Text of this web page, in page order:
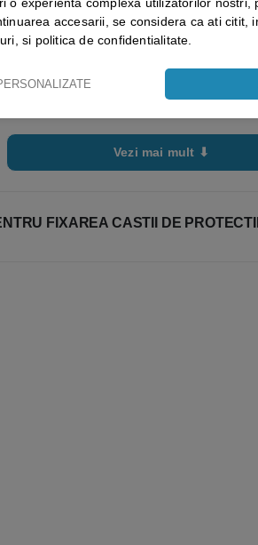
puncte, cu protectie pentru
Vezi mai mult ⬇
FIXAREA CASTII DE
accesarii, se considera ca ati citit,
si politica de confidentialitate.